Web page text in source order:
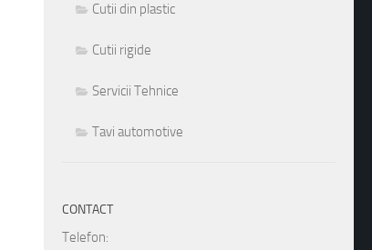
Cutii din plastic
Cutii rigide
Servicii Tehnice
Tavi automotive
CONTACT
Telefon: